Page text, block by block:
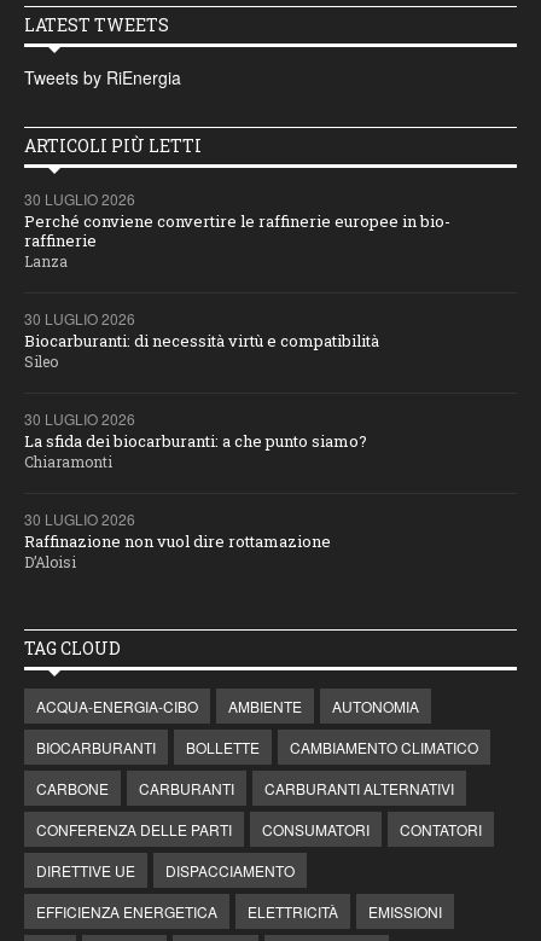
LATEST TWEETS
Tweets by RiEnergia
ARTICOLI PIÙ LETTI
30 LUGLIO 2026
Perché conviene convertire le raffinerie europee in bio-
raffinerie
Lanza
30 LUGLIO 2026
Biocarburanti: di necessità virtù e compatibilità
Sileo
30 LUGLIO 2026
La sfida dei biocarburanti: a che punto siamo?
Chiaramonti
30 LUGLIO 2026
Raffinazione non vuol dire rottamazione
D’Aloisi
TAG CLOUD
ACQUA-ENERGIA-CIBO AMBIENTE
AUTONOMIA
BIOCARBURANTI
BOLLETTE
CAMBIAMENTO CLIMATICO
CARBONE
CARBURANTI
CARBURANTI ALTERNATIVI
CONFERENZA DELLE PARTI
CONSUMATORI
CONTATORI
DIRETTIVE UE
DISPACCIAMENTO
EFFICIENZA ENERGETICA
ELETTRICITÀ EMISSIONI